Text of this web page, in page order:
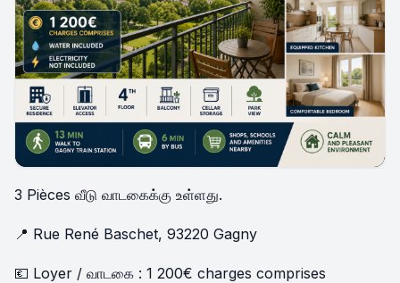
3 Pièces வீடு வாடகைக்கு உள்ளது.
📍 Rue René Baschet, 93220 Gagny
💶 Loyer / வாடகை : 1 200€ charges comprises